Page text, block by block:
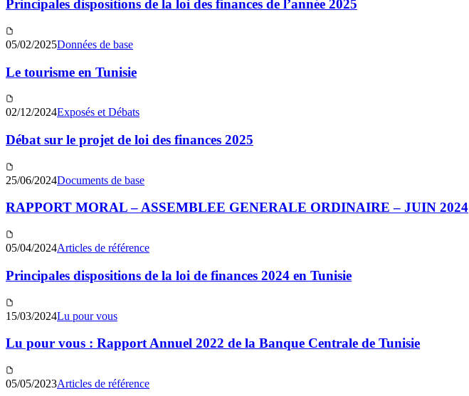
Principales dispositions de la loi des finances de l’année 2025
05/02/2025Données de base
Le tourisme en Tunisie
02/12/2024Exposés et Débats
Débat sur le projet de loi des finances 2025
25/06/2024Documents de base
RAPPORT MORAL – ASSEMBLEE GENERALE ORDINAIRE – JUIN 2024
05/04/2024Articles de référence
Principales dispositions de la loi de finances 2024 en Tunisie
15/03/2024Lu pour vous
Lu pour vous : Rapport Annuel 2022 de la Banque Centrale de Tunisie
05/05/2023Articles de référence